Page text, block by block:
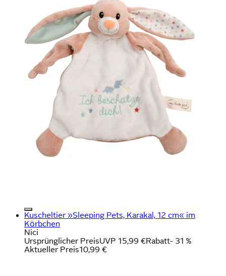
Kuscheltier »Sleeping Pets, Karakal, 12 cm« im
Körbchen
Nici
Ursprünglicher PreisUVP 15,99 €Rabatt- 31 %
Aktueller Preis10,99 €